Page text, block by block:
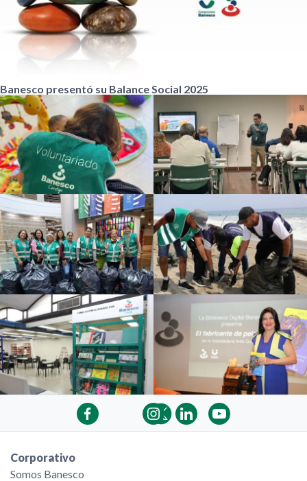
Banesco presentó su Balance Social 2025
Corporativo
Somos Banesco